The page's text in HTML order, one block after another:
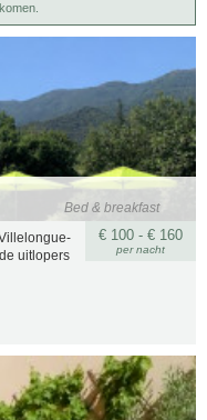
Bed & breakfast
€ 100 - € 160
per nacht
uitlopers